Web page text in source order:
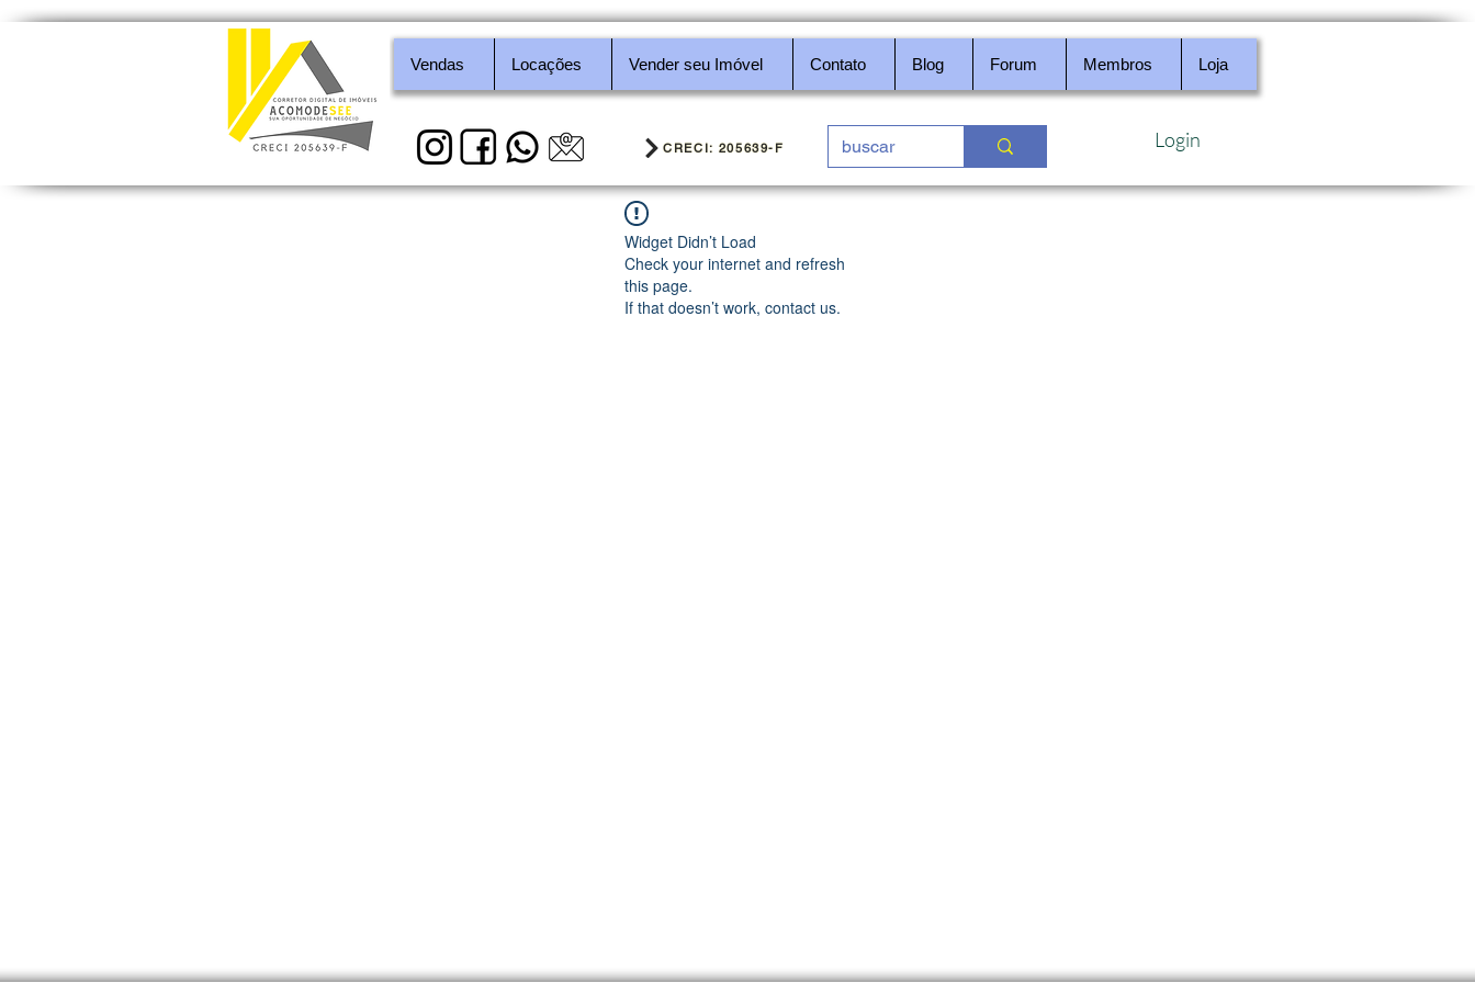
Vendas Locações Vender seu Imóvel Contato Blog Forum Membros Loja
CRECI: 205639-F Login
Widget Didn’t Load
Check your internet and refresh
this page.
If that doesn’t work, contact us.